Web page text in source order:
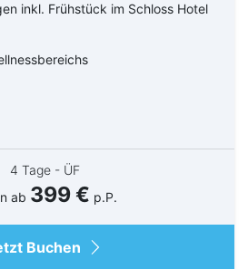
inkl. Frühstück im Schloss Hotel
4 Tage - ÜF
ab 399 € p.P.
Buchen